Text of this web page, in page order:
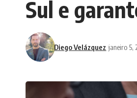
Sul e
Diego Velázquez janeiro 5,